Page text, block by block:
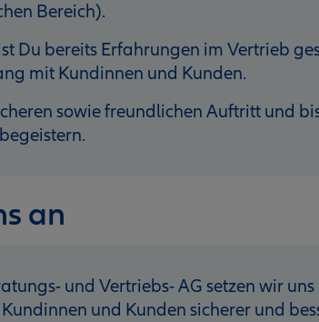
Bereich).
Du bereits Erfahrungen im Vertrieb
mit Kundinnen und Kunden.
sowie freundlichen Auftritt und
an
und Vertriebs- AG setzen wir
und Kunden sicherer und